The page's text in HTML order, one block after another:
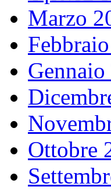
Marzo
Ottobre